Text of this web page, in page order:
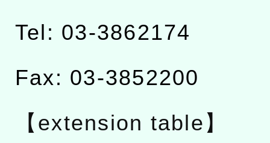
Tel: 03-3862174
Fax: 03-3852200
【extension table】